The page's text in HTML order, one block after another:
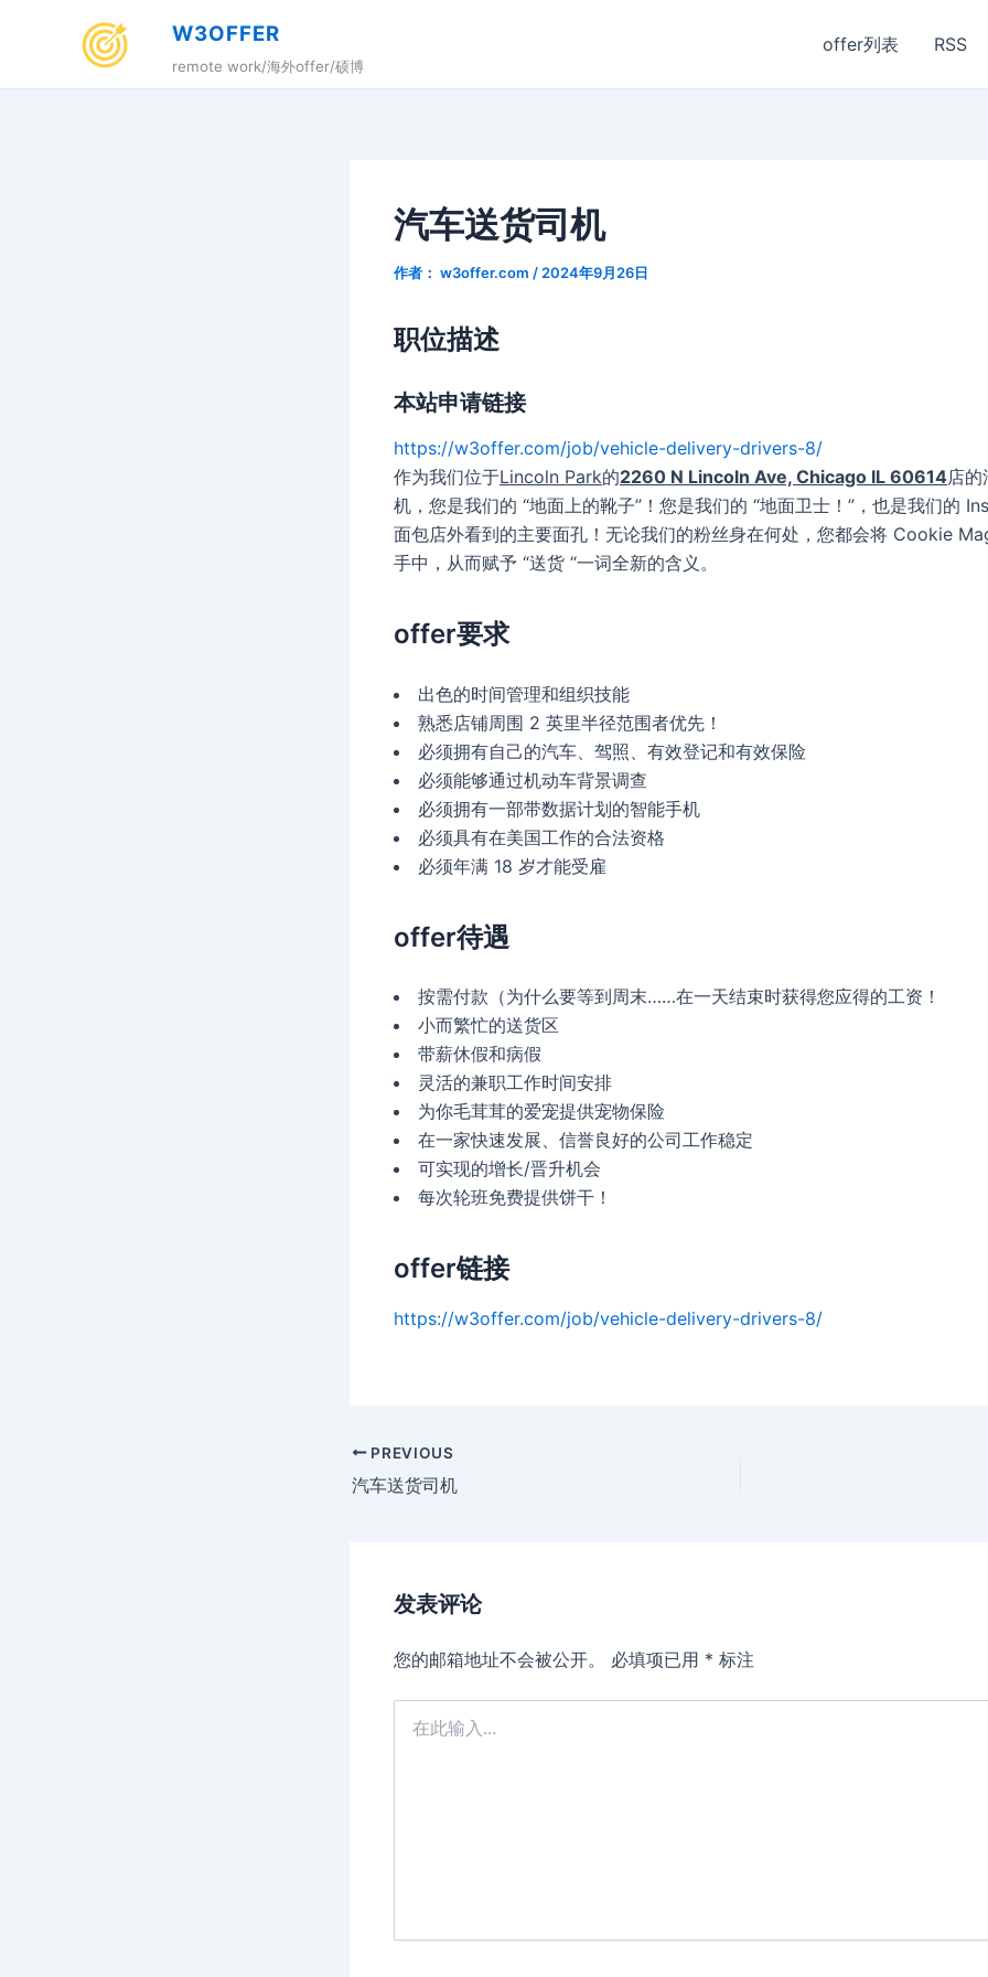
W3OFFER
remote work/海外offer/硕博
offer列表 RSS
汽车送货司机
作者： w3offer.com / 2024年9月26日
职位描述
本站申请链接
https://w3offer.com/job/vehicle-delivery-drivers-8/
作为我们位于Lincoln Park的2260 N Lincoln Ave, Chicago IL 60614店
机，您是我们的 “地面上的靴子”！您是我们的 “地面卫士！”，也是我们的
面包店外看到的主要面孔！无论我们的粉丝身在何处，您都会将 Cookie
手中，从而赋予 “送货 “一词全新的含义。
offer要求
出色的时间管理和组织技能
熟悉店铺周围 2 英里半径范围者优先！
必须拥有自己的汽车、驾照、有效登记和有效保险
必须能够通过机动车背景调查
必须拥有一部带数据计划的智能手机
必须具有在美国工作的合法资格
必须年满 18 岁才能受雇
offer待遇
按需付款（为什么要等到周末……在一天结束时获得您应得的工资！
小而繁忙的送货区
带薪休假和病假
灵活的兼职工作时间安排
为你毛茸茸的爱宠提供宠物保险
在一家快速发展、信誉良好的公司工作稳定
可实现的增长/晋升机会
每次轮班免费提供饼干！
offer链接
https://w3offer.com/job/vehicle-delivery-drivers-8/
Post
navigation
PREVIOUS
汽车送货司机
发表评论
您的邮箱地址不会被公开。 必填项已用 * 标注